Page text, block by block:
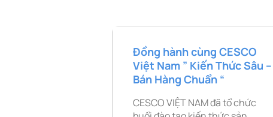
Đồng hành cùng CESCO
Việt Nam ” Kiến Thức Sâu –
Bán Hàng Chuẩn “
CESCO VIỆT NAM đã tổ chức